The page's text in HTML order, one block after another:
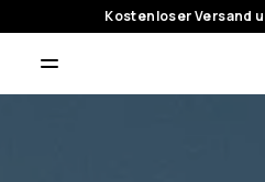
Kostenloser Versand